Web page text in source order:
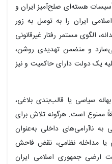
هسته‌ای صلح‌آمیز ایران و
ایران را به توسل به زور
مستمر رفتار غیرقانونی
و متضمن تهدیدی روشن،
دولت دارای حاکمیت و نیز
سیاسی یا قالب‌بندی بلاغی،
است. هرگونه تلاش برای
داخلی به‌عنوان
مداخله نظامی، نقض فاحش
جمهوری اسلامی ایران